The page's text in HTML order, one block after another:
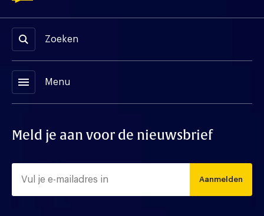
Zoeken
menu Menu
Meld je aan voor de nieuwsbrief
Aanmelden